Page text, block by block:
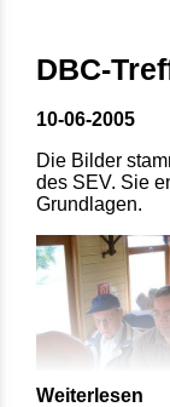
DBC-
10-06-2005
Die Bilder
des SEV. Sie
Grundlagen.
Weiterlesen